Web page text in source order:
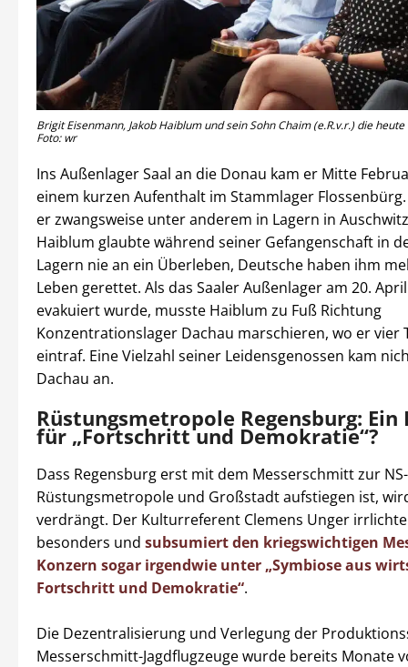
Brigit Eisenmann, Jakob Haiblum und sein Sohn Chaim (e.R.v.r.) die
Foto: wr
Ins Außenlager Saal an die Donau kam er Mitte
einem kurzen Aufenthalt im Stammlager
er zwangsweise unter anderem in Lagern in
Haiblum glaubte während seiner Gefangenschaft in
Lagern nie an ein Überleben, Deutsche haben ihm
Leben gerettet. Als das Saaler Außenlager am 20.
evakuiert wurde, musste Haiblum zu Fuß Richtung
Konzentrationslager Dachau marschieren, wo er vier
eintraf. Eine Vielzahl seiner Leidensgenossen kam
Dachau an.
Rüstungsmetropole Regensburg: Ein
für „Fortschritt und Demokratie“?
Dass Regensburg erst mit dem Messerschmitt zur NS-
Rüstungsmetropole und Großstadt aufstiegen ist,
verdrängt. Der Kulturreferent Clemens Unger
besonders und subsumiert den kriegswichtigen
Konzern sogar irgendwie unter „Symbiose aus
Fortschritt und Demokratie“.
Die Dezentralisierung und Verlegung der
Messerschmitt-Jagdflugzeuge wurde bereits Monate